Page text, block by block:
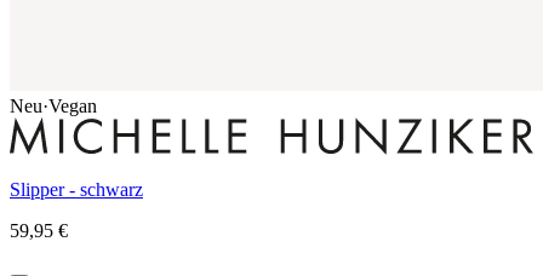
Neu·Vegan
Slipper - schwarz
59,95 €